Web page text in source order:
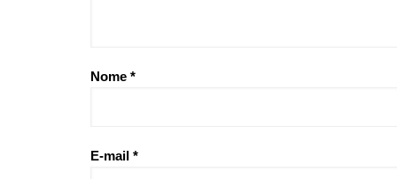
Nome *
E-mail *